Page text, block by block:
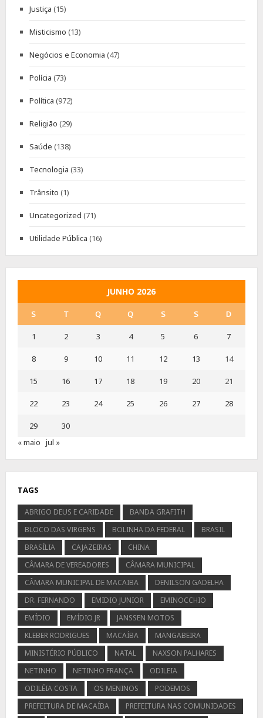
Justiça (15)
Misticismo (13)
Negócios e Economia (47)
Polícia (73)
Política (972)
Religião (29)
Saúde (138)
Tecnologia (33)
Trânsito (1)
Uncategorized (71)
Utilidade Pública (16)
JUNHO 2026
S T Q Q S S D
1 2 3 4 5 6 7
8 9 10 11 12 13 14
15 16 17 18 19 20 21
22 23 24 25 26 27 28
29
30
« maio jul »
TAGS
ABRIGO DEUS E CARIDADE
BANDA GRAFITH
BLOCO DAS VIRGENS
BOLINHA DA FEDERAL
BRASIL
BRASÍLIA
CAJAZEIRAS
CHINA
CÂMARA DE VEREADORES
CÂMARA MUNICIPAL
CÂMARA MUNICIPAL DE MACAIBA
DENILSON GADELHA
DR. FERNANDO
EMIDIO JUNIOR
EMINOCCHIO
EMÍDIO
EMÍDIO JR
JANSSEN MOTOS
KLEBER RODRIGUES
MACAÍBA
MANGABEIRA
MINISTÉRIO PÚBLICO
NATAL
NAXSON PALHARES
NETINHO
NETINHO FRANÇA
ODILEIA
ODILÉIA COSTA
OS MENINOS
PODEMOS
PREFEITURA DE MACAÍBA
PREFEITURA NAS COMUNIDADES